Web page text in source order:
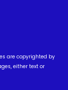
are copyrighted by
either text or